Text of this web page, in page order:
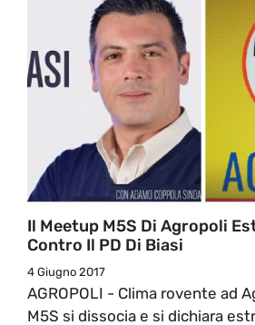
Il Meetup M5S Di Agropoli
Contro Il PD Di Biasi
4 Giugno 2017
AGROPOLI - Clima rovente ad
M5S si dissocia e si dichiara